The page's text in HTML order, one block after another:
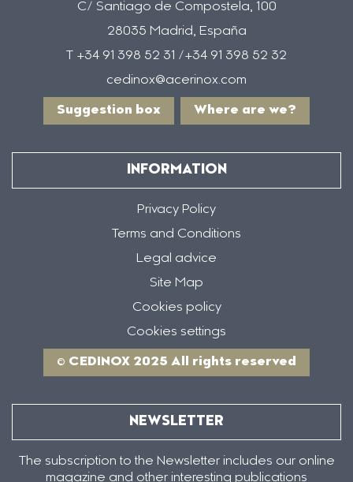
C/ Santiago de Compostela, 100
28035 Madrid, España
T +34 91 398 52 31 /+34 91 398 52 32
cedinox@acerinox.com
Suggestion box Where are we?
INFORMATION
Privacy Policy
Terms and Conditions
Legal advice
Site Map
Cookies policy
Cookies settings
© CEDINOX 2025 All rights reserved
NEWSLETTER
The subscription to the Newsletter includes our online
magazine and other interesting publications